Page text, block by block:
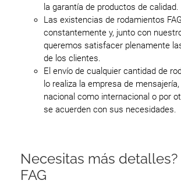
la garantía de productos de calidad.
Las existencias de rodamientos
constantemente y, junto con
queremos satisfacer plenamente
de los clientes.
El envío de cualquier cantidad de
lo realiza la empresa de
nacional como internacional o por
se acuerden con sus necesidades.
Necesitas más detalles?
FAG